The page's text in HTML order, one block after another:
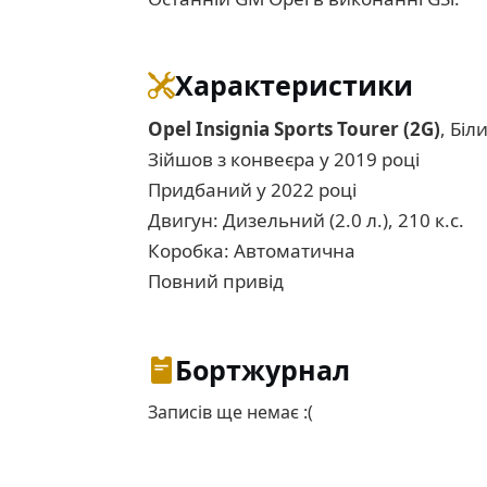
Характеристики
Opel Insignia Sports Tourer (2G),
Зійшов з конвеєра у 2019 році
Придбаний у 2022 році
Двигун: Дизельний (2.0 л.), 210 к.с.
Коробка: Автоматична
Повний привід
Бортжурнал
Записів ще немає :(